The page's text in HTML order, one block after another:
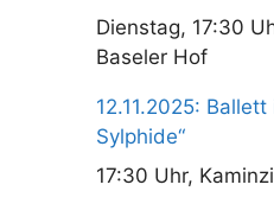
Dienstag, 17:30
Baseler Hof
12.11.2025:
Sylphide“
17:30 Uhr,